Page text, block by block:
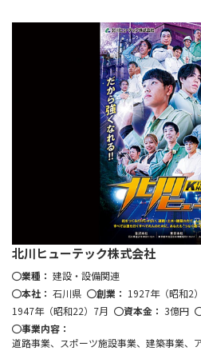
北川ヒューテック株式会社
業種： 建設・設備関連
本社： 石川県 創業： 1927年（昭和2
1947年（昭和22）7月
資本金： 3億円
事業内容：
道路事業、スポーツ施設事業、建築事業、